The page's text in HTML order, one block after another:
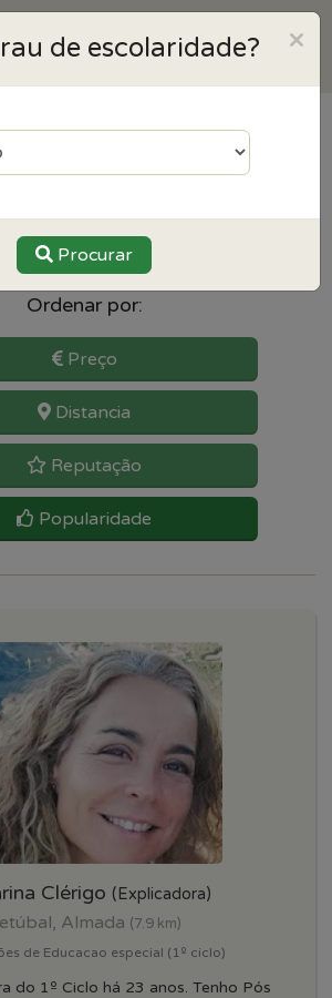
para Educação
Ordenar por:
Preço
Distancia
Reputação
Popularidade
Clérigo (Explicadora)
Almada (7.9 km)
de Educacao especial (1º ciclo)
do 1º Ciclo há 23 anos. Tenho Pós
×
de escolaridade?
Procurar